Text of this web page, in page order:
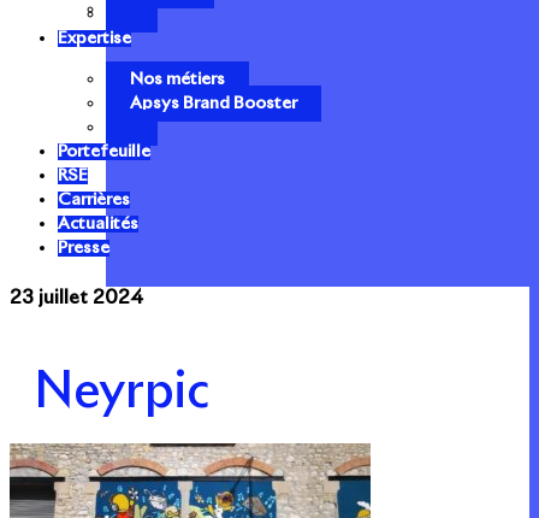
Expertise
Nos métiers
Apsys Brand Booster
Portefeuille
RSE
Carrières
Actualités
Presse
23 juillet 2024
Neyrpic